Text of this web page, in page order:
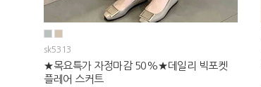
sk5313
★목요특가 자정마감 50%★데일리 빅포켓
플레어 스커트